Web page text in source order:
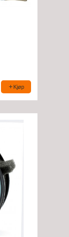
Kjøp